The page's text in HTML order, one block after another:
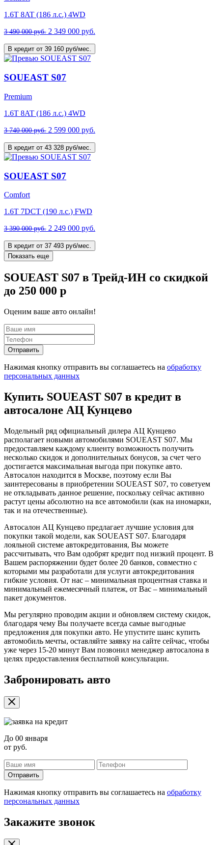
1.6T 8AT (186 л.с.) 4WD
3 490 000 руб. 2 349 000 руб.
В кредит от 39 160 руб/мес.
SOUEAST S07
Premium
1.6T 8AT (186 л.с.) 4WD
3 740 000 руб. 2 599 000 руб.
В кредит от 43 328 руб/мес.
SOUEAST S07
Comfort
1.6T 7DCT (190 л.с.) FWD
3 390 000 руб. 2 249 000 руб.
В кредит от 37 493 руб/мес.
Показать еще
SOUEAST S07 в Трейд-ИН со скидкой
до 250 000 р
Оценим ваше авто онлайн!
Отправить
Нажимая кнопку отправить вы соглашаетесь на обработку
персональных данных
Купить SOUEAST S07 в кредит в
автосалоне АЦ Кунцево
Модельный ряд официальный дилера АЦ Кунцево
располагает новыми автомобилями SOUEAST S07. Мы
предоставляем каждому клиенту возможность получить
несколько скидок и дополнительных бонусов, за счет чего
достигается максимальная выгода при покупке авто.
Автосалон находится в Москве, поэтому если Вы
заинтересованы в приобретении SOUEAST S07, то советуем
не откладывать данное решение, поскольку сейчас активно
растут цены абсолютно на все автомобили (как на иномарки,
так и на отечественные).
Автосалон АЦ Кунцево предлагает лучшие условия для
покупки такой модели, как SOUEAST S07. Благодаря
лояльной системе автокредитования, Вы можете
рассчитывать, что Вам одобрят кредит под низкий процент. В
Вашем распоряжении будет более 20 банков, совместно с
которыми мы разработали для услуги автокредитования
гибкие условия. От нас – минимальная процентная ставка и
минимальный ежемесячный платеж, от Вас – минимальный
пакет документов.
Мы регулярно проводим акции и обновляем систему скидок,
благодаря чему Вы получаете всегда самые выгодные
предложения для покупки авто. Не упустите шанс купить
автомобиль мечты, оставляйте заявку на сайте сейчас, чтобы
уже через 15-20 минут Вам позвонил менеджер автосалона в
целях предоставления бесплатной консультации.
Забронировать авто
До 00 января
от руб.
Отправить
Нажимая кнопку отправить вы соглашаетесь на обработку
персональных данных
Закажите звонок